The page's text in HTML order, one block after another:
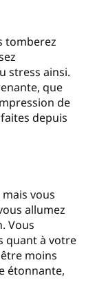
tomberez
stress ainsi.
que
de
depuis
vous
allumez
Vous
quant à votre
moins
étonnante,